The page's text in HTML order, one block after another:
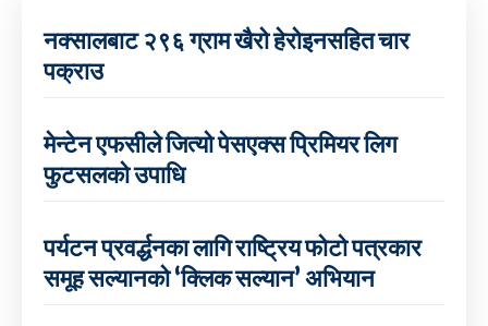
नक्सालबाट २९६ ग्राम खैरो हेरोइनसहित चार
पक्राउ
मेन्टेन एफसीले जित्यो पेसएक्स प्रिमियर लिग
फुटसलको उपाधि
पर्यटन प्रवर्द्धनका लागि राष्ट्रिय फोटो पत्रकार
समूह सल्यानको ‘क्लिक सल्यान’ अभियान